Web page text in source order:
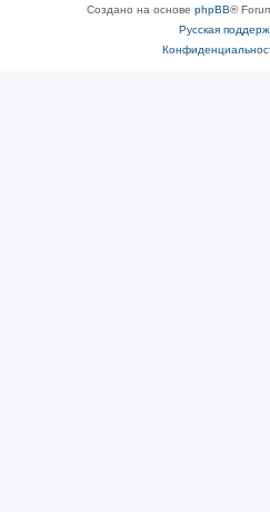
Создано на основе phpBB®
Русская